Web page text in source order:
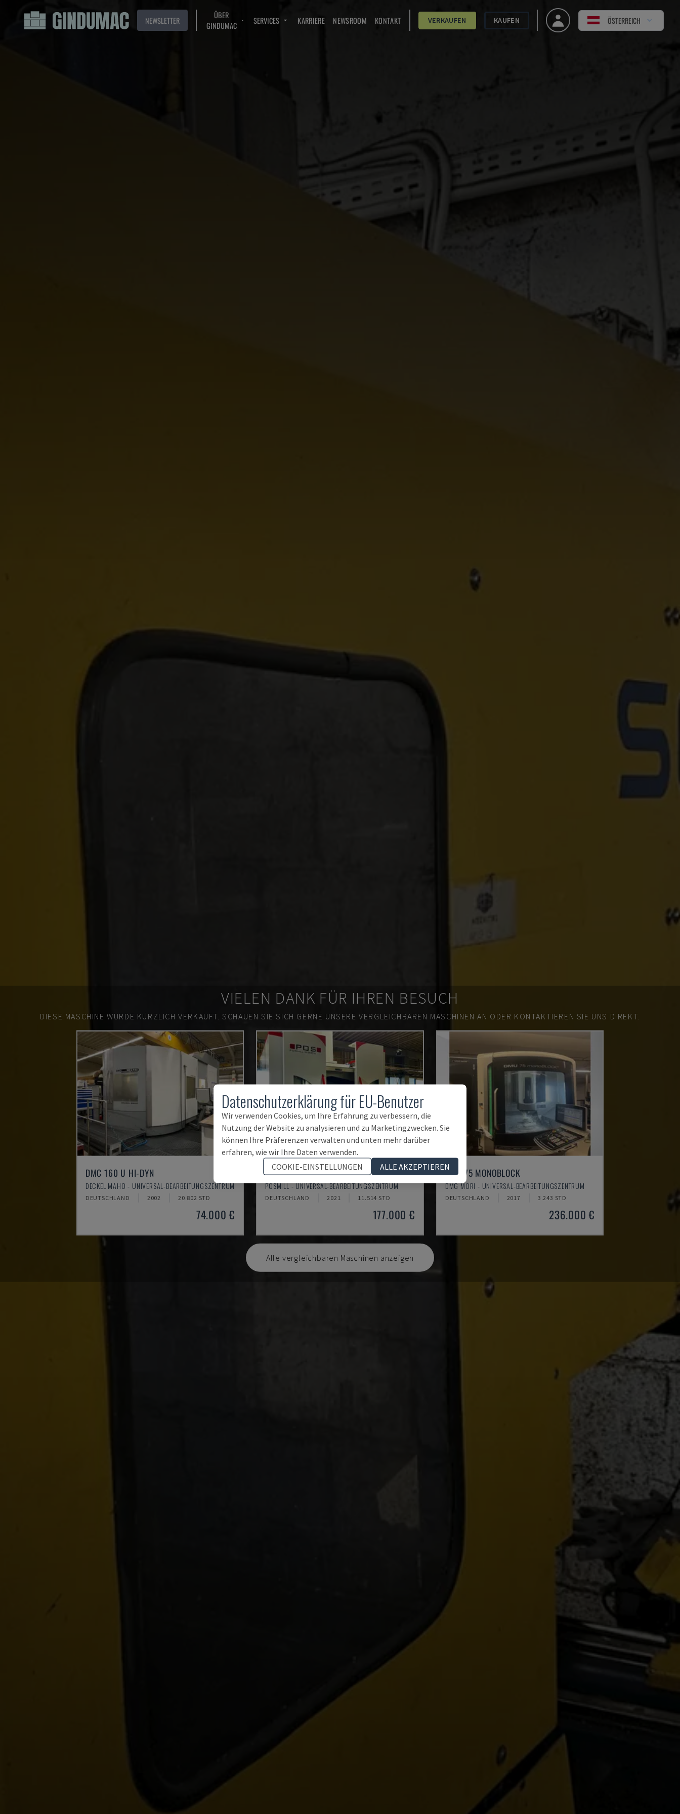
NEWSLETTER
ÜBER
GINDUMAC
SERVICES KARRIERE NEWSROOM KONTAKT VERKAUFEN KAUFEN ÖSTERREICH
VIELEN DANK FÜR IHREN BESUCH
DIESE MASCHINE WURDE KÜRZLICH VERKAUFT. SCHAUEN SIE SICH GERNE UNSERE VERGLEICHBAREN MASCHINEN AN ODER KONTAKTIEREN SIE UNS DIREKT.
DMC 160 U HI-DYN
DECKEL MAHO - UNIVERSAL-BEARBEITUNGSZENTRUM
DEUTSCHLAND 2002 20.802 STD
74.000 €
H800U
POSMILL - UNIVERSAL-BEARBEITUNGSZENTRUM
DEUTSCHLAND 2021 11.514 STD
177.000 €
DMU 75 MONOBLOCK
DMG MORI - UNIVERSAL-BEARBEITUNGSZENTRUM
DEUTSCHLAND 2017 3.243 STD
236.000 €
Alle vergleichbaren Maschinen anzeigen
Datenschutzerklärung für EU-Benutzer
Wir verwenden Cookies, um Ihre Erfahrung zu verbessern, die
Nutzung der Website zu analysieren und zu Marketingzwecken. Sie
können Ihre Präferenzen verwalten und unten mehr darüber
erfahren, wie wir Ihre Daten verwenden.
COOKIE-EINSTELLUNGEN
ALLE AKZEPTIEREN